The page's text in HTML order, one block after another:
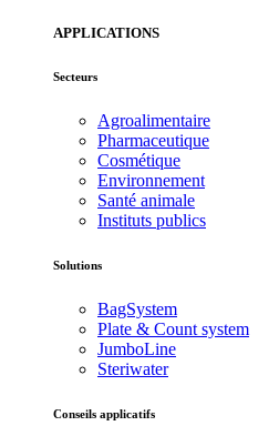
APPLICATIONS
Secteurs
Agroalimentaire
Pharmaceutique
Cosmétique
Environnement
Santé animale
Instituts publics
Solutions
BagSystem
Plate & Count system
JumboLine
Steriwater
Conseils applicatifs